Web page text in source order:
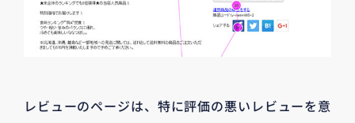
レビューのページは、特に評価の悪いレビューを意